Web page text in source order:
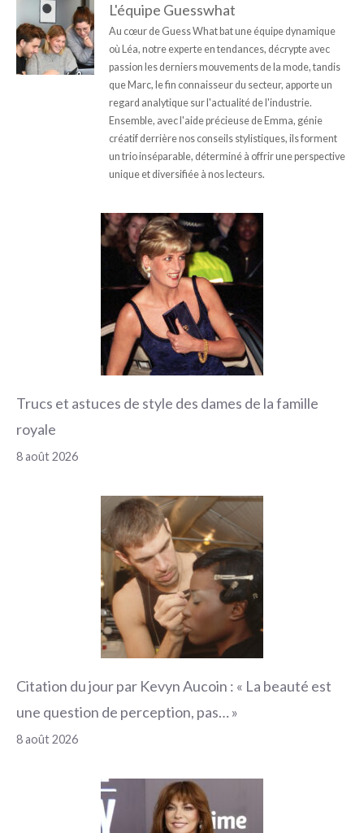
L'équipe Guesswhat
Au cœur de Guess What bat une équipe dynamique
où Léa, notre experte en tendances, décrypte avec
passion les derniers mouvements de la mode, tandis
que Marc, le fin connaisseur du secteur, apporte un
regard analytique sur l'actualité de l'industrie.
Ensemble, avec l'aide précieuse de Emma, génie
créatif derrière nos conseils stylistiques, ils forment
un trio inséparable, déterminé à offrir une perspective
unique et diversifiée à nos lecteurs.
Trucs et astuces de style des dames de la famille
royale
8 août 2026
Citation du jour par Kevyn Aucoin : « La beauté est
une question de perception, pas… »
8 août 2026